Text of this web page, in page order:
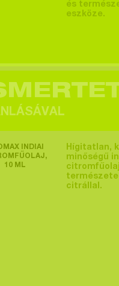
és
eszköze.
INDIAI
10 ML
Hígitatlan,
minőségű
citrállal.